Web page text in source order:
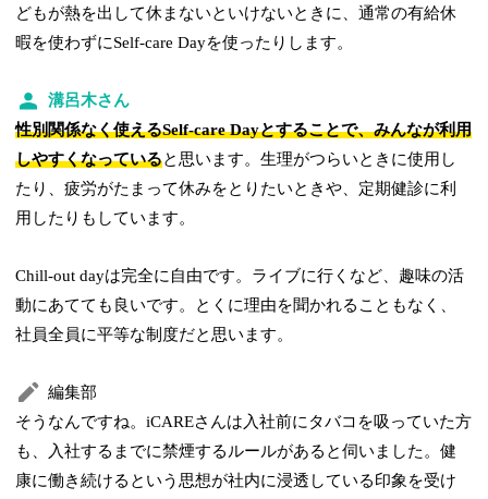
どもが熱を出して休まないといけないときに、通常の有給休
暇を使わずにSelf-care Dayを使ったりします。
溝呂木さん
性別関係なく使えるSelf-care Dayとすることで、みんなが利用
しやすくなっていると思います。生理がつらいときに使用し
たり、疲労がたまって休みをとりたいときや、定期健診に利
用したりもしています。
Chill-out dayは完全に自由です。ライブに行くなど、趣味の活
動にあてても良いです。とくに理由を聞かれることもなく、
社員全員に平等な制度だと思います。
編集部
そうなんですね。iCAREさんは入社前にタバコを吸っていた方
も、入社するまでに禁煙するルールがあると伺いました。健
康に働き続けるという思想が社内に浸透している印象を受け